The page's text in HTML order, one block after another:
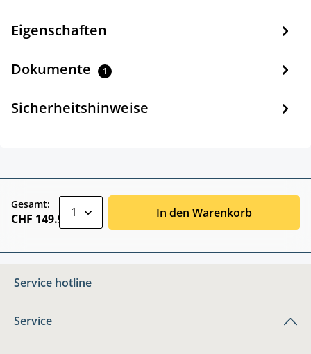
Eigenschaften
Dokumente 1
Sicherheitshinweise
Gesamt:
CHF 149.90 In den Warenkorb
Service hotline
Service